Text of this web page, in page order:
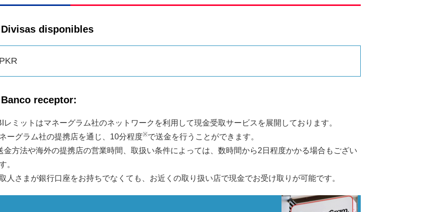
Divisas disponibles
Banco receptor:
レミットはマネーグラム社のネットワークを利用して現金受取サービスを展開しております。
ーグラム社の提携店を通じ、10分程度※で送金を行うことができます。
金方法や海外の提携店の営業時間、取扱い条件によっては、数時間から2日程度かかる場合もござい
。
人さまが銀行口座をお持ちでなくても、お近くの取り扱い店で現金でお受け取りが可能です。